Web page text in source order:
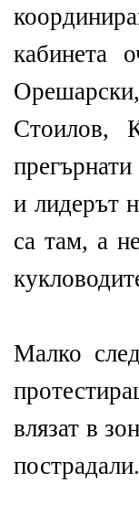
кабинета
Стоилов,
и лидерът
са там, а
Малко
влязат в
пострадали.